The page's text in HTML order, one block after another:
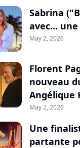
Sabrina
avec...
May 2, 2026
Florent
nouveau
Angélique
May 2, 2026
Une
partante